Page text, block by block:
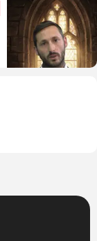
בית המדרש